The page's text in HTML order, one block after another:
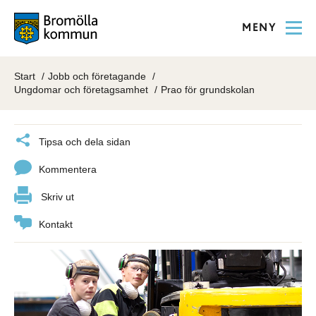
MENY
Start
Jobb och företagande
Ungdomar och företagsamhet
Prao för grundskolan
Tipsa och dela sidan
Kommentera
Skriv ut
Kontakt